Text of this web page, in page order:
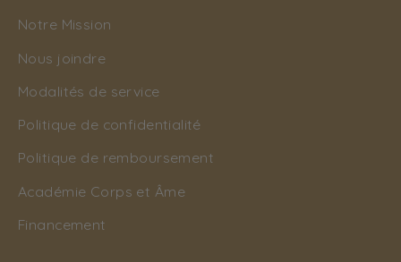
Notre Mission
Nous joindre
Modalités de service
Politique de confidentialité
Politique de remboursement
Académie Corps et Âme
Financement